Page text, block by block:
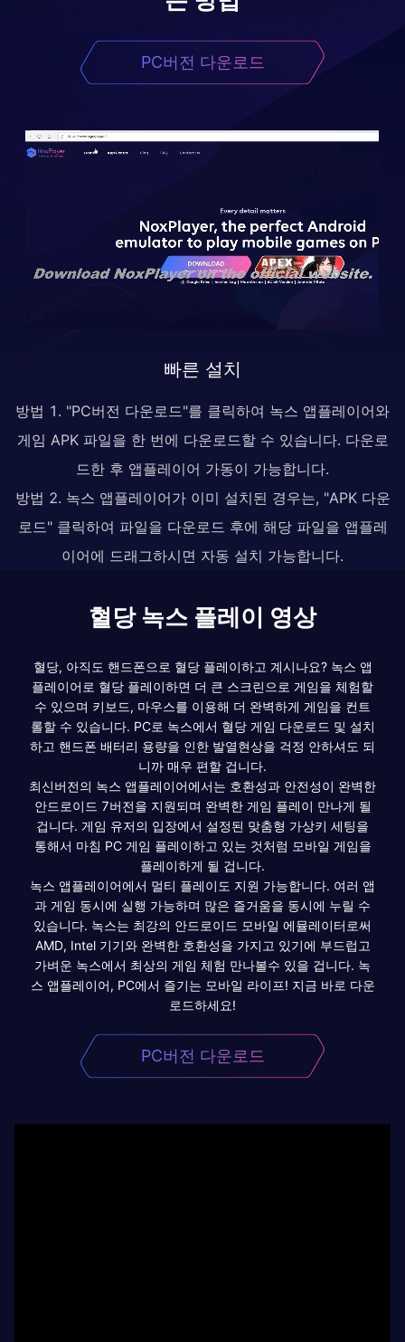
PC버전 다운로드
빠른 설치
방법 1. "PC버전 다운로드"를 클릭하여 녹스 앱플레이어와
게임 APK 파일을 한 번에 다운로드할 수 있습니다. 다운로
드한 후 앱플레이어 가동이 가능합니다.
방법 2. 녹스 앱플레이어가 이미 설치된 경우는, "APK 다운
로드" 클릭하여 파일을 다운로드 후에 해당 파일을 앱플레
이어에 드래그하시면 자동 설치 가능합니다.
혈당 녹스 플레이 영상
혈당, 아직도 핸드폰으로 혈당 플레이하고 계시나요? 녹스 앱
플레이어로 혈당 플레이하면 더 큰 스크린으로 게임을 체험할
수 있으며 키보드, 마우스를 이용해 더 완벽하게 게임을 컨트
롤할 수 있습니다. PC로 녹스에서 혈당 게임 다운로드 및 설치
하고 핸드폰 배터리 용량을 인한 발열현상을 걱정 안하셔도 되
니까 매우 편할 겁니다.
최신버전의 녹스 앱플레이어에서는 호환성과 안전성이 완벽한
안드로이드 7버전을 지원되며 완벽한 게임 플레이 만나게 될
겁니다. 게임 유저의 입장에서 설정된 맞춤형 가상키 세팅을
통해서 마침 PC 게임 플레이하고 있는 것처럼 모바일 게임을
플레이하게 될 겁니다.
녹스 앱플레이어에서 멀티 플레이도 지원 가능합니다. 여러 앱
과 게임 동시에 실행 가능하며 많은 즐거움을 동시에 누릴 수
있습니다. 녹스는 최강의 안드로이드 모바일 에뮬레이터로써
AMD, Intel 기기와 완벽한 호환성을 가지고 있기에 부드럽고
가벼운 녹스에서 최상의 게임 체험 만나볼수 있을 겁니다. 녹
스 앱플레이어, PC에서 즐기는 모바일 라이프! 지금 바로 다운
로드하세요!
PC버전 다운로드